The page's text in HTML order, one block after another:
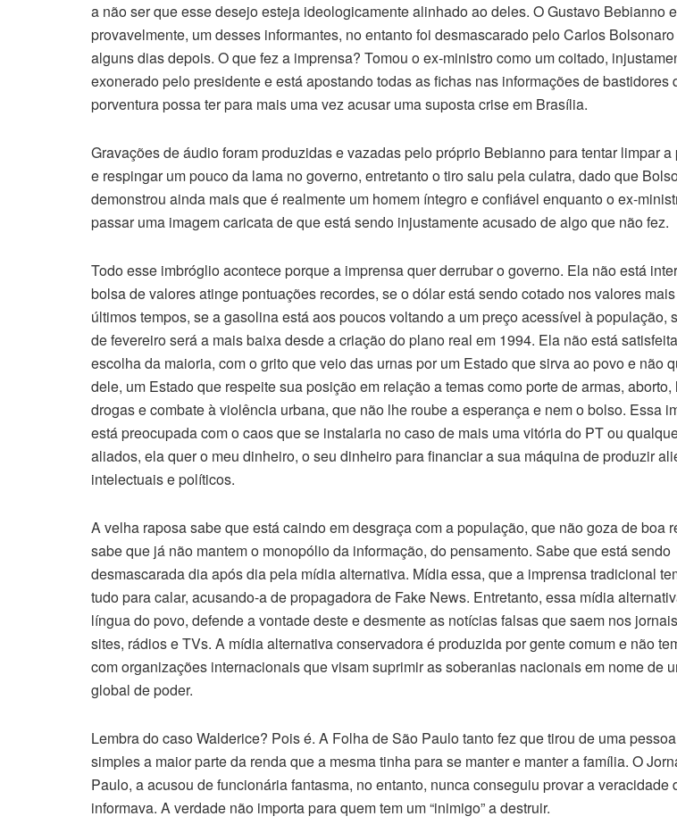
a não ser que esse desejo esteja ideologicamente alinhado ao deles. O Gustavo Bebianno
provavelmente, um desses informantes, no entanto foi desmascarado pelo Carlos
alguns dias depois. O que fez a imprensa? Tomou o ex-ministro como um coitado,
exonerado pelo presidente e está apostando todas as fichas nas informações de bastidores
porventura possa ter para mais uma vez acusar uma suposta crise em Brasília.
Gravações de áudio foram produzidas e vazadas pelo próprio Bebianno para tentar limpar a
e respingar um pouco da lama no governo, entretanto o tiro saiu pela culatra, dado que
demonstrou ainda mais que é realmente um homem íntegro e confiável enquanto o ex-
passar uma imagem caricata de que está sendo injustamente acusado de algo que não fez.
Todo esse imbróglio acontece porque a imprensa quer derrubar o governo. Ela não está
bolsa de valores atinge pontuações recordes, se o dólar está sendo cotado nos valores
últimos tempos, se a gasolina está aos poucos voltando a um preço acessível à população,
de fevereiro será a mais baixa desde a criação do plano real em 1994. Ela não está
escolha da maioria, com o grito que veio das urnas por um Estado que sirva ao povo e não
dele, um Estado que respeite sua posição em relação a temas como porte de armas,
drogas e combate à violência urbana, que não lhe roube a esperança e nem o bolso. Essa
está preocupada com o caos que se instalaria no caso de mais uma vitória do PT ou
aliados, ela quer o meu dinheiro, o seu dinheiro para financiar a sua máquina de produzir
intelectuais e políticos.
A velha raposa sabe que está caindo em desgraça com a população, que não goza de boa
sabe que já não mantem o monopólio da informação, do pensamento. Sabe que está sendo
desmascarada dia após dia pela mídia alternativa. Mídia essa, que a imprensa tradicional
tudo para calar, acusando-a de propagadora de Fake News. Entretanto, essa mídia
língua do povo, defende a vontade deste e desmente as notícias falsas que saem nos
sites, rádios e TVs. A mídia alternativa conservadora é produzida por gente comum e não
com organizações internacionais que visam suprimir as soberanias nacionais em nome de
global de poder.
Lembra do caso Walderice? Pois é. A Folha de São Paulo tanto fez que tirou de uma
simples a maior parte da renda que a mesma tinha para se manter e manter a família. O
Paulo, a acusou de funcionária fantasma, no entanto, nunca conseguiu provar a veracidade
informava. A verdade não importa para quem tem um “inimigo” a destruir.